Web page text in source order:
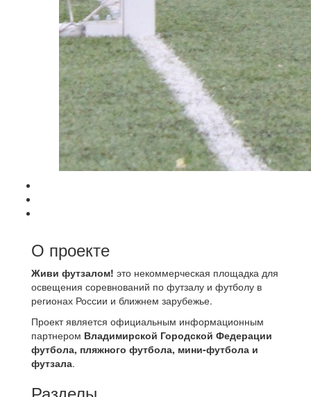
О проекте
Живи футзалом! это некоммерческая площадка для
освещения соревнований по футзалу и футболу в
регионах России и ближнем зарубежье.
Проект является официальным информационным
партнером Владимирской Городской Федерации
футбола, пляжного футбола, мини-футбола и
футзала.